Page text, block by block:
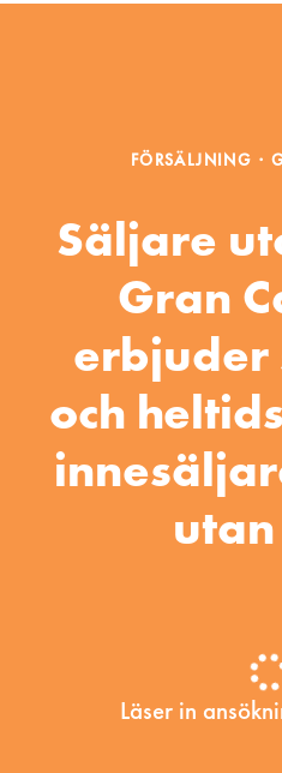
FÖRSÄLJNING ·
Säljare
Gran
erbjuder
och
utan
Läser in